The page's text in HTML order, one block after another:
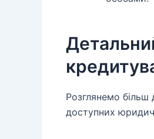
Розглянемо більш
доступних